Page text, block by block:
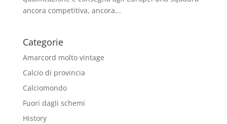
ancora competitiva, ancora...
Categorie
Amarcord molto vintage
Calcio di provincia
Calciomondo
Fuori dagli schemi
History